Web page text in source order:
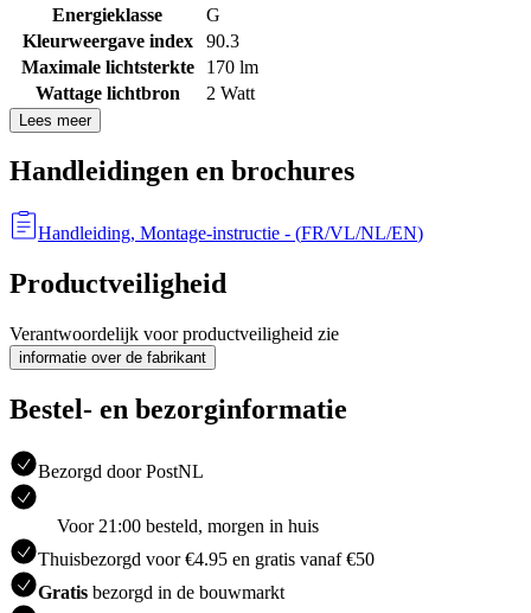
Energieklasse
G
Kleurweergave index
90.3
Maximale lichtsterkte
170 lm
Wattage lichtbron
2 Watt
Lees meer
Handleidingen en brochures
Handleiding, Montage-instructie - (FR/VL/NL/EN)
Productveiligheid
Verantwoordelijk voor productveiligheid zie
informatie over de fabrikant
Bestel- en bezorginformatie
Bezorgd door PostNL
Voor 21:00 besteld, morgen in huis
Thuisbezorgd voor €4.95 en gratis vanaf €50
Gratis bezorgd in de bouwmarkt